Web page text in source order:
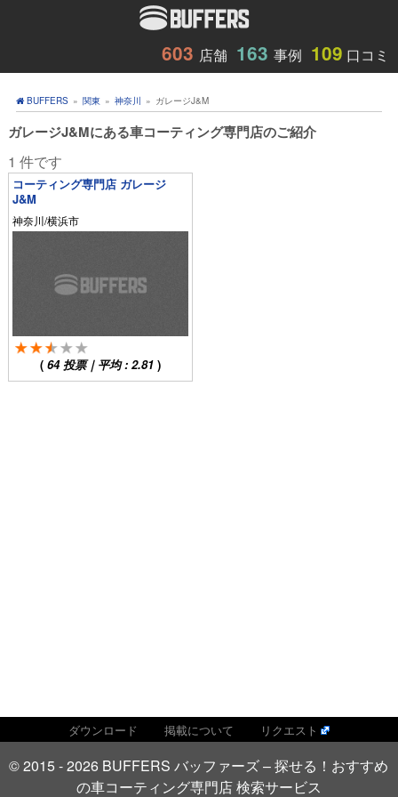
603 店舗 163 事例 109 口コミ
BUFFERS » 関東 » 神奈川 » ガレージJ&M
ガレージJ&Mにある車コーティング専門店のご紹介
1 件です
コーティング専門店 ガレージ
J&M
神奈川/横浜市
(64投票｜平均 :2.81 )
ダウンロード 掲載について リクエスト
© 2015 - 2026 BUFFERS バッファーズ – 探せる！おすすめ
の車コーティング専門店 検索サービス